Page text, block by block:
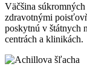
Väčšina
zdravotnými
poskytnú v štátnych
centrách a klinikách.